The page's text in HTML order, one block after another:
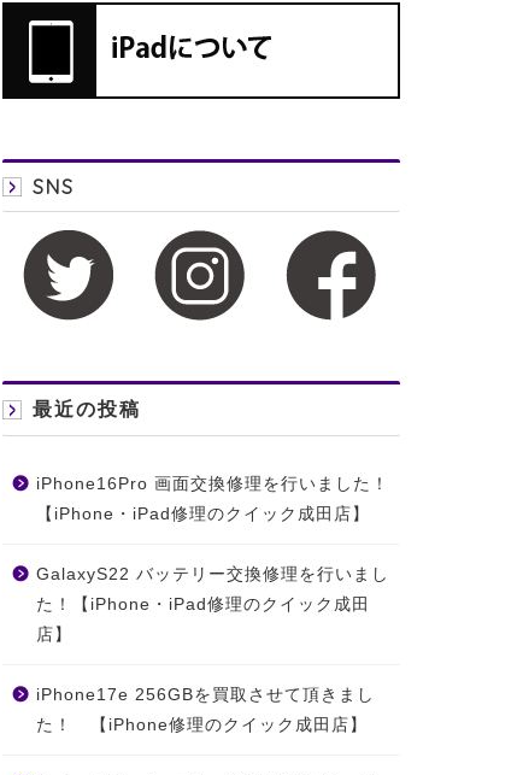
SNS
最近の投稿
iPhone16Pro 画面交換修理を行いました！
【iPhone・iPad修理のクイック成田店】
GalaxyS22 バッテリー交換修理を行いまし
た！【iPhone・iPad修理のクイック成田
店】
iPhone17e 256GBを買取させて頂きまし
た！ 【iPhone修理のクイック成田店】